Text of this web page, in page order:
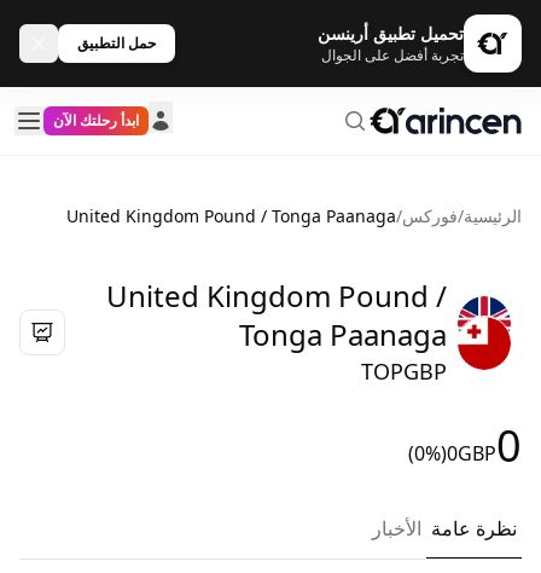
تحميل تطبيق أرينسن
تجربة أفضل على الجوال
حمل التطبيق
ابدأ رحلتك الآن
الرئيسية/فوركس/
United Kingdom Pound / Tonga Paanaga
United Kingdom Pound /
Tonga Paanaga
TOPGBP
0
GBP
0
(0%)
نظرة عامة الأخبار